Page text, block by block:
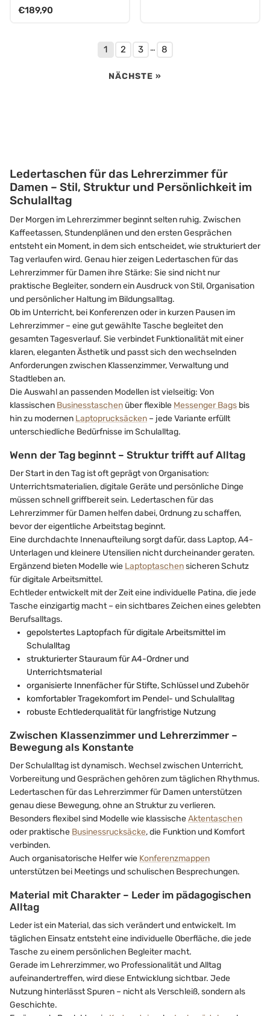
Laptopfach 17 Zoll
Normaler Preis
€189,90
1 2 3 … 8
NÄCHSTE »
Ledertaschen für das Lehrerzimmer für
Damen – Stil, Struktur und Persönlichkeit im
Schulalltag
Der Morgen im Lehrerzimmer beginnt selten ruhig. Zwischen
Kaffeetassen, Stundenplänen und den ersten Gesprächen
entsteht ein Moment, in dem sich entscheidet, wie strukturiert der
Tag verlaufen wird. Genau hier zeigen Ledertaschen für das
Lehrerzimmer für Damen ihre Stärke: Sie sind nicht nur
praktische Begleiter, sondern ein Ausdruck von Stil, Organisation
und persönlicher Haltung im Bildungsalltag.
Ob im Unterricht, bei Konferenzen oder in kurzen Pausen im
Lehrerzimmer – eine gut gewählte Tasche begleitet den
gesamten Tagesverlauf. Sie verbindet Funktionalität mit einer
klaren, eleganten Ästhetik und passt sich den wechselnden
Anforderungen zwischen Klassenzimmer, Verwaltung und
Stadtleben an.
Die Auswahl an passenden Modellen ist vielseitig: Von
klassischen Businesstaschen über flexible Messenger Bags bis
hin zu modernen Laptoprucksäcken – jede Variante erfüllt
unterschiedliche Bedürfnisse im Schulalltag.
Wenn der Tag beginnt – Struktur trifft auf Alltag
Der Start in den Tag ist oft geprägt von Organisation:
Unterrichtsmaterialien, digitale Geräte und persönliche Dinge
müssen schnell griffbereit sein. Ledertaschen für das
Lehrerzimmer für Damen helfen dabei, Ordnung zu schaffen,
bevor der eigentliche Arbeitstag beginnt.
Eine durchdachte Innenaufteilung sorgt dafür, dass Laptop, A4-
Unterlagen und kleinere Utensilien nicht durcheinander geraten.
Ergänzend bieten Modelle wie Laptoptaschensicheren Schutz
für digitale Arbeitsmittel.
Echtleder entwickelt mit der Zeit eine individuelle Patina, die jede
Tasche einzigartig macht – ein sichtbares Zeichen eines gelebten
Berufsalltags.
gepolstertes Laptopfach für digitale Arbeitsmittel im
Schulalltag
strukturierter Stauraum für A4-Ordner und
Unterrichtsmaterial
organisierte Innenfächer für Stifte, Schlüssel und Zubehör
komfortabler Tragekomfort im Pendel- und Schulalltag
robuste Echtlederqualität für langfristige Nutzung
Zwischen Klassenzimmer und Lehrerzimmer –
Bewegung als Konstante
Der Schulalltag ist dynamisch. Wechsel zwischen Unterricht,
Vorbereitung und Gesprächen gehören zum täglichen Rhythmus.
Ledertaschen für das Lehrerzimmer für Damen unterstützen
genau diese Bewegung, ohne an Struktur zu verlieren.
Besonders flexibel sind Modelle wie klassischeAktentaschen
oder praktische Businessrucksäcke, die Funktion und Komfort
verbinden.
Auch organisatorische Helfer wie Konferenzmappen
unterstützen bei Meetings und schulischen Besprechungen.
Material mit Charakter – Leder im pädagogischen
Alltag
Leder ist ein Material, das sich verändert und entwickelt. Im
täglichen Einsatz entsteht eine individuelle Oberfläche, die jede
Tasche zu einem persönlichen Begleiter macht.
Gerade im Lehrerzimmer, wo Professionalität und Alltag
aufeinandertreffen, wird diese Entwicklung sichtbar. Jede
Nutzung hinterlässt Spuren – nicht als Verschleiß, sondern als
Geschichte.